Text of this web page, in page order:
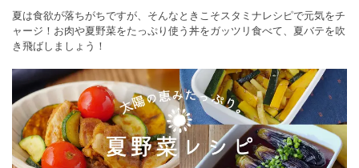
夏は食欲が落ちがちですが、そんなときこそスタミナレシピで元気をチ
ャージ！お肉や夏野菜をたっぷり使う丼をガッツリ食べて、夏バテを吹
き飛ばしましょう！